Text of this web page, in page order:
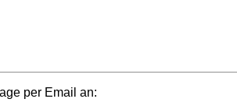
per Email an: